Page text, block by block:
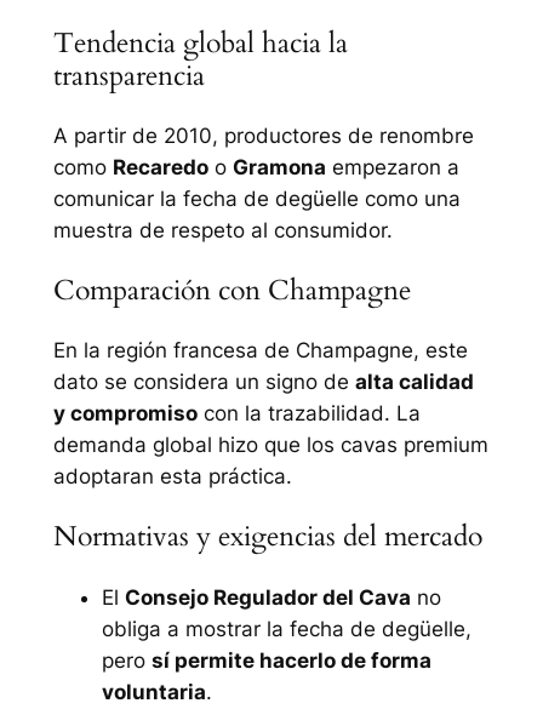
Tendencia global hacia la
transparencia
A partir de 2010, productores de renombre
como Recaredoo Gramona empezaron a
comunicar la fecha de degüelle como una
muestra de respeto al consumidor.
Comparación con Champagne
En la región francesa de Champagne, este
dato se considera un signo de alta calidad
y compromisocon la trazabilidad. La
demanda global hizo que los cavas premium
adoptaran esta práctica.
Normativas y exigencias del mercado
El Consejo Regulador del Cava no
obliga a mostrar la fecha de degüelle,
pero sí permite hacerlo de forma
voluntaria.